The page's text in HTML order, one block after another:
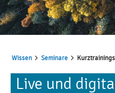
Wissen Seminare Kurztrainings
Live und